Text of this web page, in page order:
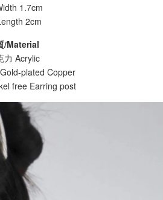
1.7cm
2cm
/Material
力 Acrylic
plated Copper
free Earring post